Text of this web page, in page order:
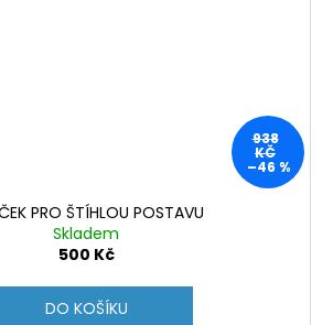
938
KČ
–46 %
PRO ŠTÍHLOU POSTAVU
Skladem
500 Kč
DO KOŠÍKU